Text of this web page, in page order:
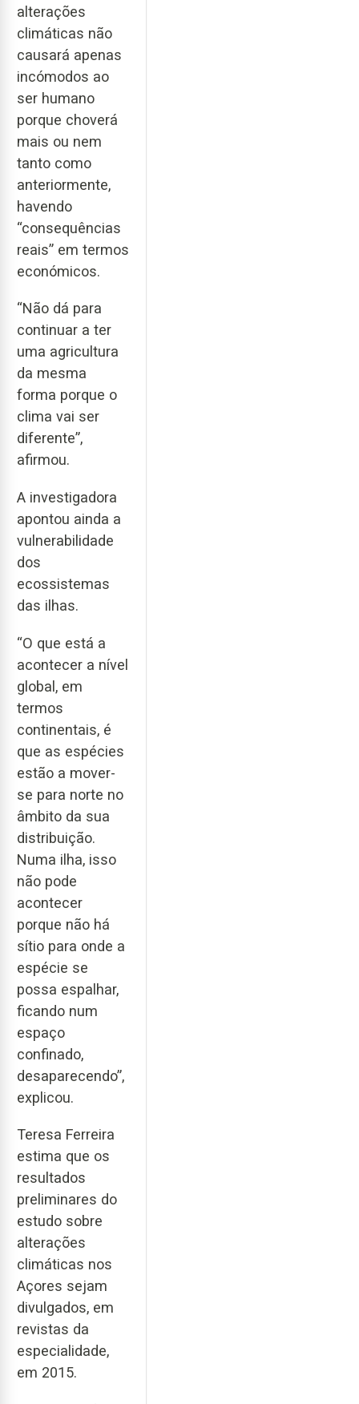
alterações
climáticas não
causará apenas
incómodos ao
ser humano
porque choverá
mais ou nem
tanto como
anteriormente,
havendo
“consequências
reais” em termos
económicos.
“Não dá para
continuar a ter
uma agricultura
da mesma
forma porque o
clima vai ser
diferente”,
afirmou.
A investigadora
apontou ainda a
vulnerabilidade
dos
ecossistemas
das ilhas.
“O que está a
acontecer a nível
global, em
termos
continentais, é
que as espécies
estão a mover-
se para norte no
âmbito da sua
distribuição.
Numa ilha, isso
não pode
acontecer
porque não há
sítio para onde a
espécie se
possa espalhar,
ficando num
espaço
confinado,
desaparecendo”,
explicou.
Teresa Ferreira
estima que os
resultados
preliminares do
estudo sobre
alterações
climáticas nos
Açores sejam
divulgados, em
revistas da
especialidade,
em 2015.